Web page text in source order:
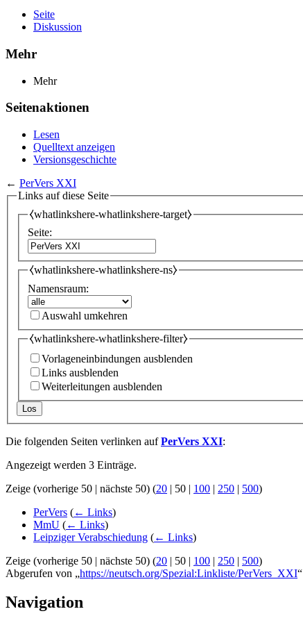
Seite
Diskussion
Mehr
Mehr
Seitenaktionen
Lesen
Quelltext anzeigen
Versionsgeschichte
← PerVers XXI
Links auf diese Seite
⧼whatlinkshere-whatlinkshere-target⧽
Seite:
⧼whatlinkshere-whatlinkshere-ns⧽
Namensraum:
Auswahl umkehren
⧼whatlinkshere-whatlinkshere-filter⧽
Vorlageneinbindungen ausblenden
Links ausblenden
Weiterleitungen ausblenden
Los
Die folgenden Seiten verlinken aufPerVers XXI:
Angezeigt werden 3 Einträge.
Zeige (vorherige 50 | nächste 50) (20 | 50 | 100 | 250 | 500)
PerVers (← Links)
MmU (← Links)
Leipziger Verabschiedung (← Links)
Zeige (vorherige 50 | nächste 50) (20 | 50 | 100 | 250 | 500)
Abgerufen von „https://neutsch.org/Spezial:Linkliste/PerVers_XXI“
Navigation